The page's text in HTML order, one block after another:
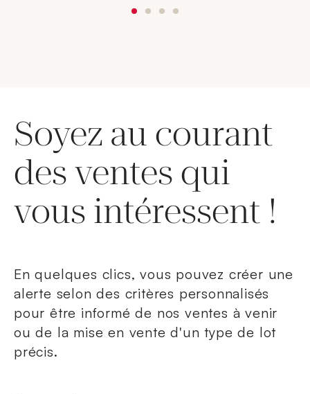
Soyez au courant
des ventes qui
vous intéressent !
En quelques clics, vous pouvez créer une
alerte selon des critères personnalisés
pour être informé de nos ventes à venir
ou de la mise en vente d'un type de lot
précis.